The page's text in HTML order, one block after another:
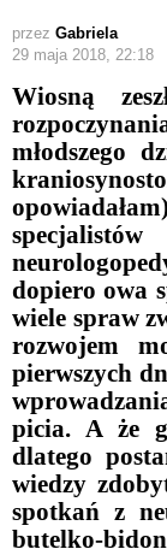
przez Gabriela
29 maja 2018, 22:18
Wiosną
młodszego
dopiero owa
wiele spraw
rozwojem
pierwszych
picia. A że
dlatego
wiedzy
spotkań z
butelko-